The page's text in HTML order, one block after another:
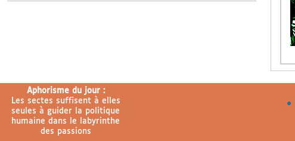
Aphorisme du jour :
Les sectes suffisent à elles
seules à guider la politique
humaine dans le labyrinthe
des passions